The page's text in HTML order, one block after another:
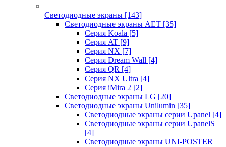
Светодиодные экраны [143]
Светодиодные экраны AET [35]
Cерия Koala [5]
Серия AT [9]
Серия NX [7]
Серия Dream Wall [4]
Серия QR [4]
Серия NX Ultra [4]
Серия iMira 2 [2]
Светодиодные экраны LG [20]
Светодиодные экраны Unilumin [35]
Светодиодные экраны серии Upanel [4]
Светодиодные экраны серии UpanelS
[4]
Светодиодные экраны UNI-POSTER